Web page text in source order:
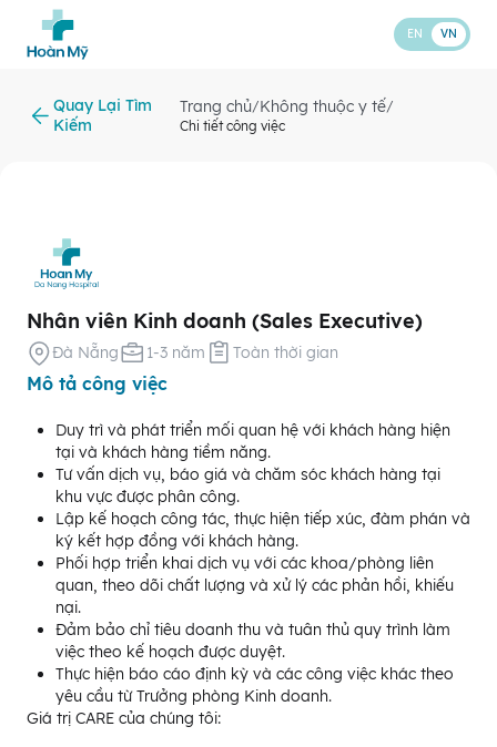
EN VN
Quay Lại Tìm
Kiếm
Trang chủ/Không thuộc y tế/
Chi tiết công việc
Nhân viên Kinh doanh (Sales Executive)
Đà Nẵng 1-3 năm Toàn thời gian
Mô tả công việc
Duy trì và phát triển mối quan hệ với khách hàng hiện
tại và khách hàng tiềm năng.
Tư vấn dịch vụ, báo giá và chăm sóc khách hàng tại
khu vực được phân công.
Lập kế hoạch công tác, thực hiện tiếp xúc, đàm phán và
ký kết hợp đồng với khách hàng.
Phối hợp triển khai dịch vụ với các khoa/phòng liên
quan, theo dõi chất lượng và xử lý các phản hồi, khiếu
nại.
Đảm bảo chỉ tiêu doanh thu và tuân thủ quy trình làm
việc theo kế hoạch được duyệt.
Thực hiện báo cáo định kỳ và các công việc khác theo
yêu cầu từ Trưởng phòng Kinh doanh.
Giá trị CARE của chúng tôi: